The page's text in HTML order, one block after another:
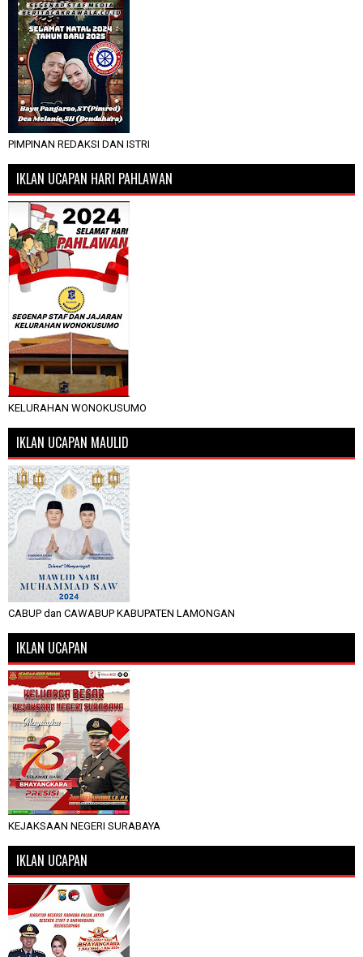
PIMPINAN REDAKSI DAN ISTRI
IKLAN UCAPAN HARI PAHLAWAN
KELURAHAN WONOKUSUMO
IKLAN UCAPAN MAULID
CABUP dan CAWABUP KABUPATEN LAMONGAN
IKLAN UCAPAN
KEJAKSAAN NEGERI SURABAYA
IKLAN UCAPAN